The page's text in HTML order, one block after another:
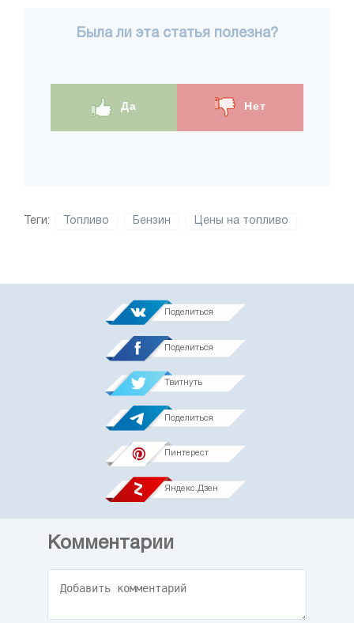
Была ли эта статья полезна?
Да Нет
Теги: Топливо Бензин Цены на топливо
Поделиться
Поделиться
Твитнуть
Поделиться
Пинтерест
Яндекс.Дзен
Комментарии